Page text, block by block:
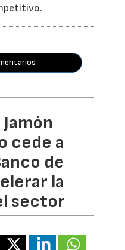
cede a
de
la
sector